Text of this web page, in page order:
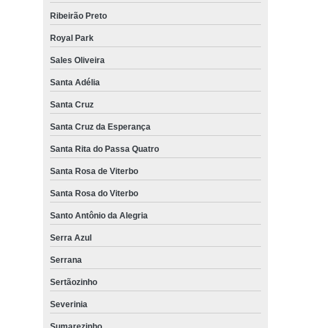
Ribeirão Preto
Royal Park
Sales Oliveira
Santa Adélia
Santa Cruz
Santa Cruz da Esperança
Santa Rita do Passa Quatro
Santa Rosa de Viterbo
Santa Rosa do Viterbo
Santo Antônio da Alegria
Serra Azul
Serrana
Sertãozinho
Severinia